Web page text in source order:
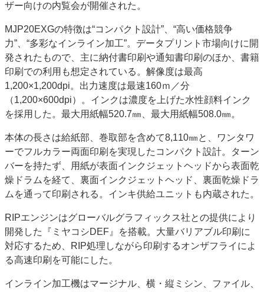
運営
会社案内
購読・購入申し込み
サイトポリシー
お問い合わせ
ザー向けの内覧会が開催された。
MJP20EXGの特徴は“コンパクト設計”、“高い価格競争
力”、“多彩なインライン加工”。データプリント市場向けに開
発されたもので、主に納付書印刷や通知書印刷のほか、書籍
印刷での利用も想定されている。解像度は最高
1,200×1,200dpi。出力速度は最速160ｍ／分
（1,200×600dpi）。インクは濃度を上げた水性顔料インク
を採用した。最大用紙幅520.7㎜、最大用紙幅508.0㎜。
本体の長さは給紙部、巻取部を含めて8,110㎜と、ワンタワ
ーでフルカラー両面印刷を実現したコンパクト設計。ターン
バーを持たず、用紙が表面インクジェットヘッドから表面乾
燥ドラムを経て、裏面インクジェットヘッド、裏面乾燥ドラ
ムを通って印刷される。インキ供給ユニットも内蔵された。
RIPエンジンはグローバルグラフィックス社との提供により
開発した『ミヤコシDEF』を搭載。大量バリアブル印刷に
対応するため、RIP処理しながら印刷するオンザフライによ
る高速印刷を可能にした。
インライン加工機はマージナル、横・縦ミシン、ファイル、